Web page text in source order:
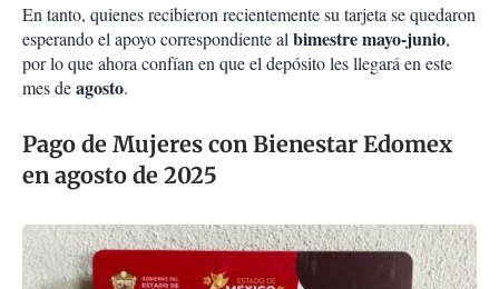
En tanto, quienes recibieron recientemente su tarjeta se quedaron
esperando el apoyo correspondiente albimestre mayo-junio,
por lo que ahora confían en que el depósito les llegará en este
mes deagosto.
Pago de Mujeres con Bienestar Edomex
en agosto de 2025